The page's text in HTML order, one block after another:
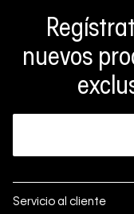
nuevos
Servicio al cliente